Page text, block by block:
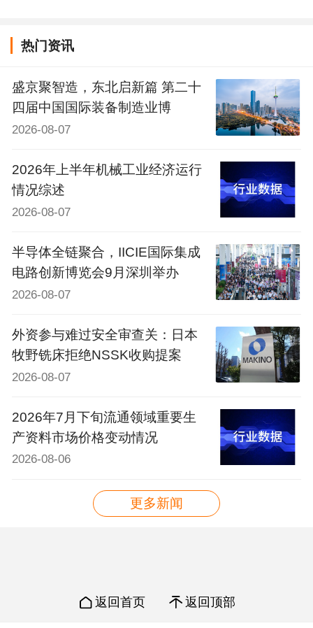
热门资讯
盛京聚智造，东北启新篇 第二十
四届中国国际装备制造业博
2026-08-07
2026年上半年机械工业经济运行
情况综述
2026-08-07
半导体全链聚合，IICIE国际集成
电路创新博览会9月深圳举办
2026-08-07
外资参与难过安全审查关：日本
牧野铣床拒绝NSSK收购提案
2026-08-07
2026年7月下旬流通领域重要生
产资料市场价格变动情况
2026-08-06
更多新闻
返回首页 返回顶部